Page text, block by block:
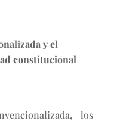
y el
constitucional
los